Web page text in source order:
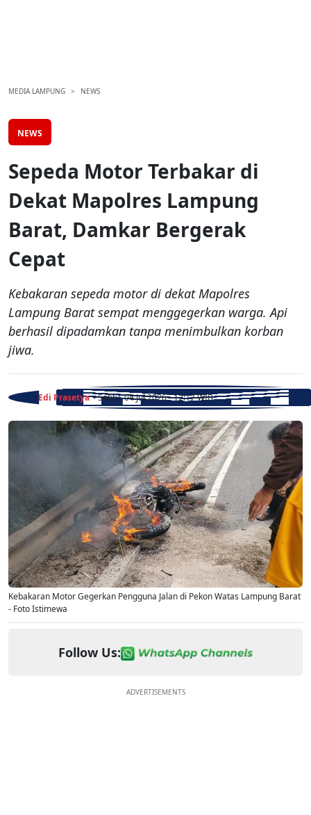
MEDIA LAMPUNG NEWS
NEWS
Sepeda Motor Terbakar di
Dekat Mapolres Lampung
Barat, Damkar Bergerak
Cepat
Kebakaran sepeda motor di dekat Mapolres
Lampung Barat sempat menggegerkan warga. Api
berhasil dipadamkan tanpa menimbulkan korban
jiwa.
Edi Prasetya - Sabtu, 04 Jul 2026 - 12:17 WIB
Kebakaran Motor Gegerkan Pengguna Jalan di Pekon Watas Lampung Barat
- Foto Istimewa
Follow Us:
ADVERTISEMENTS